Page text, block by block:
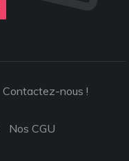
Contactez-nous !
Nos CGU